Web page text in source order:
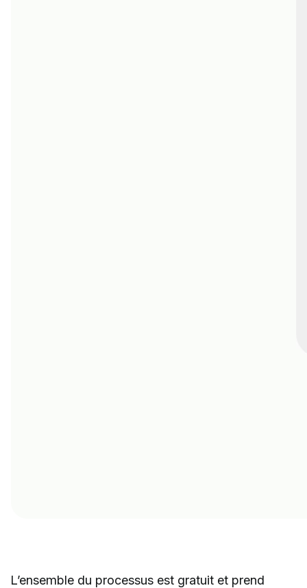
L’ensemble du processus est gratuit et prend